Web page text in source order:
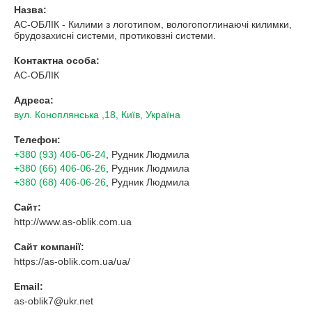
Назва:
АС-ОБЛІК - Килими з логотипом, вологопоглинаючі килимки,
брудозахисні системи, протиковзні системи.
Контактна особа:
АС-ОБЛІК
Адреса:
вул. Коноплянська ,18, Київ, Україна
Телефон:
+380 (93) 406-06-24 , Рудник Людмила
+380 (66) 406-06-26 , Рудник Людмила
+380 (68) 406-06-26 , Рудник Людмила
Сайт:
http://www.as-oblik.com.ua
Сайт компанії:
https://as-oblik.com.ua/ua/
Email:
as-oblik7@ukr.net